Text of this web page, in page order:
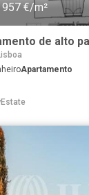
957 €/m²
de alto
Apartamento